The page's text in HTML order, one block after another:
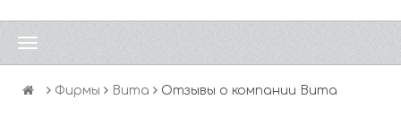
Фирмы Вита Отзывы о компании Вита